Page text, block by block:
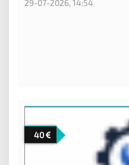
29-07-2026, 14:54
40